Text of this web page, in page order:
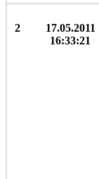
2
17.05.2011
16:33:21